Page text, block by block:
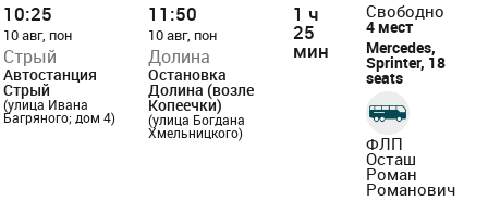
10:25
10 авг, пон
Стрый
Автостанция
Стрый
(улица Ивана
Багряного; дом 4)
11:50
10 авг, пон
Долина
Остановка
Долина (возле
Копеечки)
(улица Богдана
Хмельницкого)
1 ч
25
мин
Свободно
4 мест
Mercedes,
Sprinter, 18
seats
ФЛП
Осташ
Роман
Романович